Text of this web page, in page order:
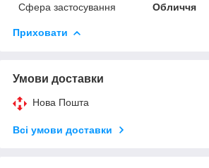
Сфера застосування Обличчя
Приховати
Умови доставки
Нова Пошта
Всі умови доставки